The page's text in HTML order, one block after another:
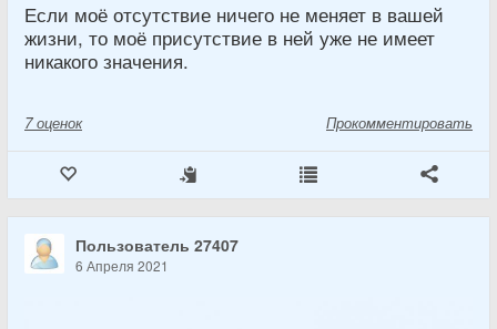
Если моё отсутствие ничего не меняет в вашей
жизни, то моё присутствие в ней уже не имеет
никакого значения.
7 оценок Прокомментировать
Пользователь 27407
6 Апреля 2021